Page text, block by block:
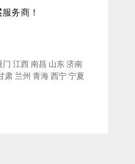
服务商！
门 江西南昌 山东济南
肃 兰州 青海西宁 宁夏